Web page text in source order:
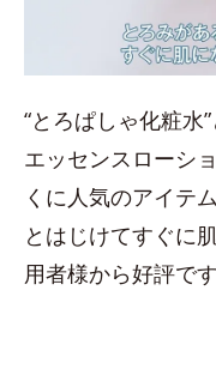
“とろぱしゃ化粧水
エッセンスローシ
くに人気のアイテ
とはじけてすぐに
用者様から好評です